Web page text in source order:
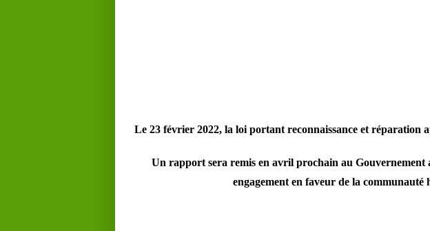
Le 23 février 2022, la loi portant reconnaissance et réparation
Un rapport sera remis en avril prochain au Gouvernement
engagement en faveur de la communauté